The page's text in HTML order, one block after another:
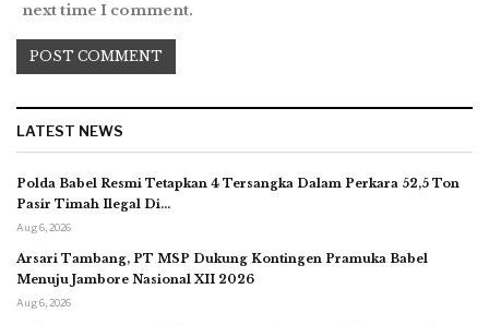
next time I comment.
LATEST NEWS
Polda Babel Resmi Tetapkan 4 Tersangka Dalam Perkara 52,5 Ton
Pasir Timah Ilegal Di…
Aug 6, 2026
Arsari Tambang, PT MSP Dukung Kontingen Pramuka Babel
Menuju Jambore Nasional XII 2026
Aug 6, 2026